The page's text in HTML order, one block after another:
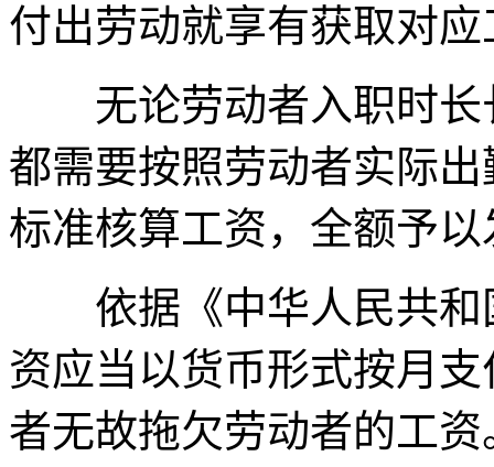
付出劳动就享有获取对
无论劳动者入职时长
都需要按照劳动者实际
标准核算工资，全额予以
依据《中华人民共和
资应当以货币形式按月
者无故拖欠劳动者的工